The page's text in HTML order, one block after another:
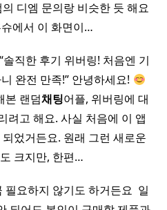
디엠 문의랑 비슷한 듯 해요
에서 이 화면이…
직한 후기 위버링! 처음엔 기
완전 만족!” 안녕하세요!
본 랜덤채팅어플, 위버링에 대
려고 해요. 사실 처음에 이 앱
었거든요. 원래 그런 새로운
크지만, 한편…
요하지 않기도 하거든요 ​ 일